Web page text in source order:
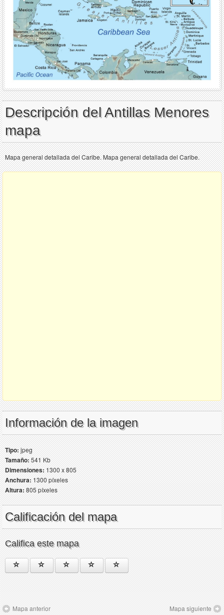
Descripción del Antillas Menores
mapa
Mapa general detallada del Caribe. Mapa general detallada del Caribe.
Información de la imagen
Tipo:jpeg
Tamaño:541 Kb
Dimensiones:1300 x 805
Anchura:1300 píxeles
Altura:805 píxeles
Calificación del mapa
Califica este mapa
Mapa anterior Mapa siguiente